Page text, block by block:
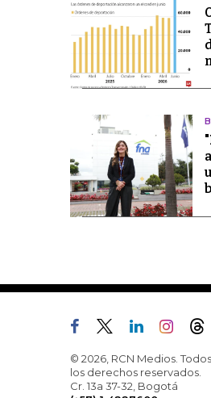
© 2026, RCN Medios. Todos
los derechos reservados.
Cr. 13a 37-32, Bogotá